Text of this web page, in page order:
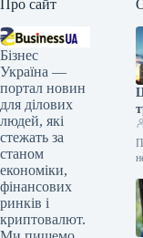
Про сайт
Бізнес
Україна —
портал новин
для ділових
людей, які
стежать за
станом
економіки,
фінансових
ринків і
криптовалют.